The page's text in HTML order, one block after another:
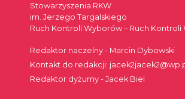
Stowarzyszenia RKW
im. Jerzego Targalskiego
Ruch Kontroli Wyborów – Ruch Kontroli
Redaktor naczelny - Marcin Dybowski
Kontakt do redakcji:
Redaktor dyżurny - Jacek Biel